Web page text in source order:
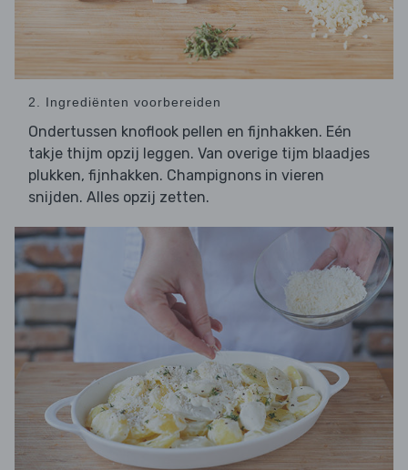
2. Ingrediënten voorbereiden
Ondertussen knoflook pellen en fijnhakken. Eén
takje thijm opzij leggen. Van overige tijm blaadjes
plukken, fijnhakken. Champignons in vieren
snijden. Alles opzij zetten.